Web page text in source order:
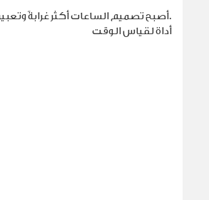
.أصبح تصميم الساعات أكثر غرابةً
أداة لقياس الوقت